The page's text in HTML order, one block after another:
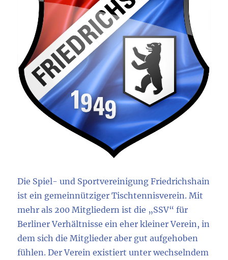
Die Spiel- und Sportvereinigung Friedrichshain
ist ein gemeinnütziger Tischtennisverein. Mit
mehr als 200 Mitgliedern ist die „SSV“ für
Berliner Verhältnisse ein eher kleiner Verein, in
dem sich die Mitglieder aber gut aufgehoben
fühlen. Der Verein existiert unter wechselndem